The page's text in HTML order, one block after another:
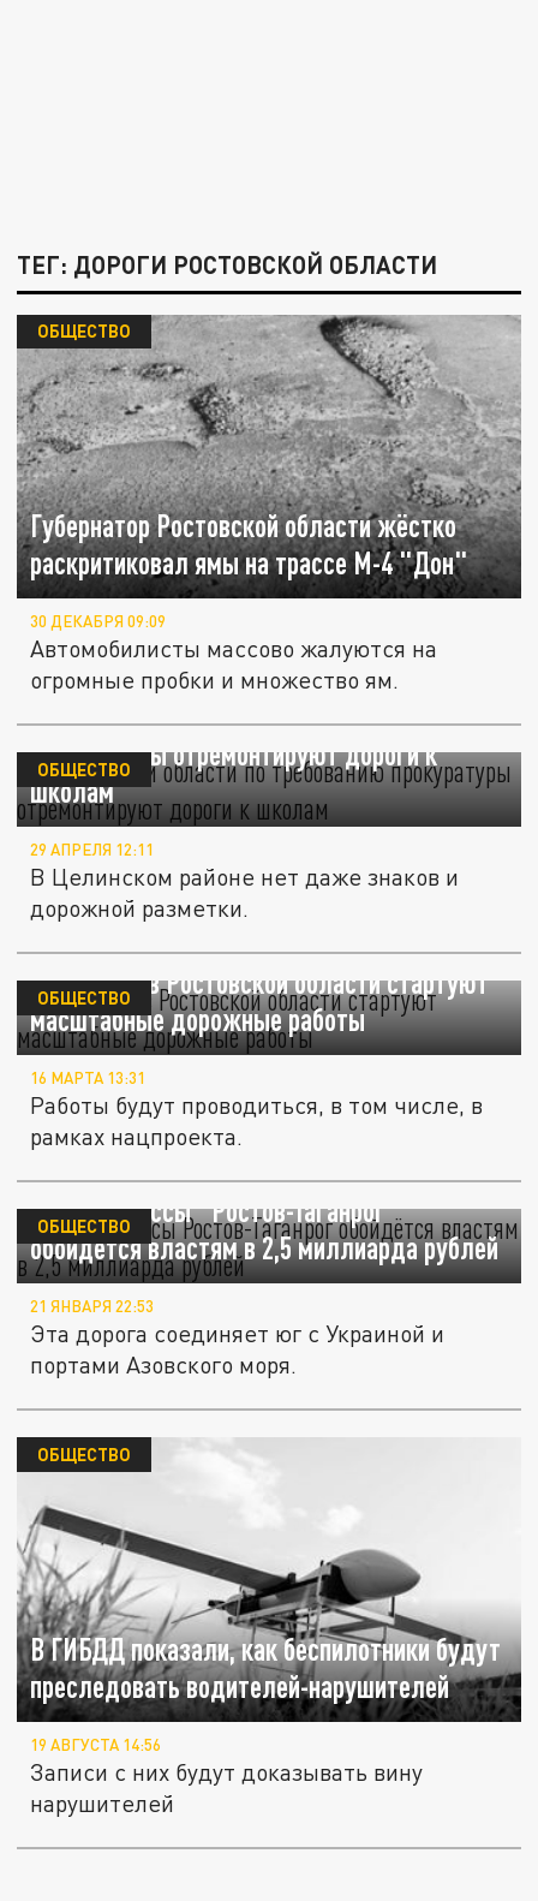
ТЕГ: ДОРОГИ РОСТОВСКОЙ ОБЛАСТИ
Губернатор Ростовской области жёстко
раскритиковал ямы на трассе М-4 "Дон"
ОБЩЕСТВО
30 ДЕКАБРЯ 09:09
Автомобилисты массово жалуются на
огромные пробки и множество ям.
В Ростовской области по требованию
прокуратуры отремонтируют дороги к
школам
ОБЩЕСТВО
29 АПРЕЛЯ 12:11
В Целинском районе нет даже знаков и
дорожной разметки.
С 1 апреля в Ростовской области стартуют
масштабные дорожные работы
ОБЩЕСТВО
16 МАРТА 13:31
Работы будут проводиться, в том числе, в
рамках нацпроекта.
Ремонт трассы "Ростов-Таганрог"
обойдётся властям в 2,5 миллиарда рублей
ОБЩЕСТВО
21 ЯНВАРЯ 22:53
Эта дорога соединяет юг с Украиной и
портами Азовского моря.
В ГИБДД показали, как беспилотники будут
преследовать водителей-нарушителей
ОБЩЕСТВО
19 АВГУСТА 14:56
Записи с них будут доказывать вину
нарушителей